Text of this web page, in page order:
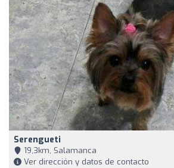
Serengueti
19,3km, Salamanca
Ver dirección y datos de contacto